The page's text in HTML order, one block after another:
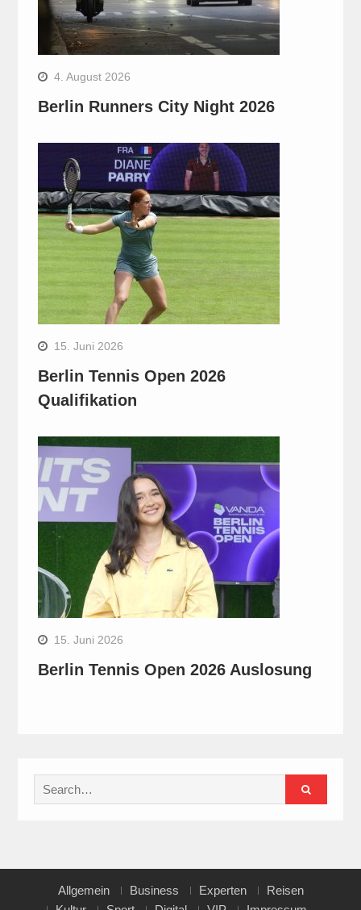
4. August 2026
Berlin Runners City Night 2026
15. Juni 2026
Berlin Tennis Open 2026
Qualifikation
15. Juni 2026
Berlin Tennis Open 2026 Auslosung
Search
for:
Allgemein Business Experten
Reisen